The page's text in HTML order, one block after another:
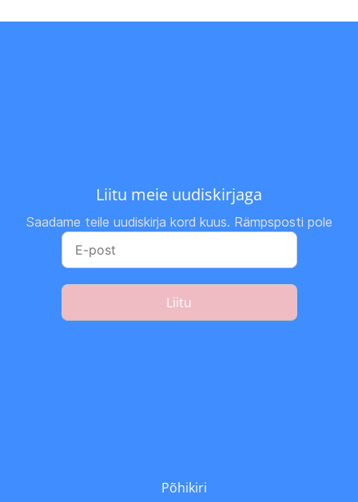
Liitu meie uudiskirjaga
Saadame teile uudiskirja kord kuus. Rämpsposti pole
Liitu
Põhikiri